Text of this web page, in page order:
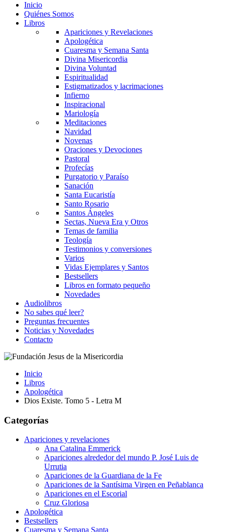
Inicio
Quiénes Somos
Libros
Apariciones y Revelaciones
Apologética
Cuaresma y Semana Santa
Divina Misericordia
Divina Voluntad
Espiritualidad
Estigmatizados y lacrimaciones
Infierno
Inspiracional
Mariología
Meditaciones
Navidad
Novenas
Oraciones y Devociones
Pastoral
Profecías
Purgatorio y Paraíso
Sanación
Santa Eucaristía
Santo Rosario
Santos Ángeles
Sectas, Nueva Era y Otros
Temas de familia
Teología
Testimonios y conversiones
Varios
Vidas Ejemplares y Santos
Bestsellers
Libros en formato pequeño
Novedades
Audiolibros
No sabes qué leer?
Preguntas frecuentes
Noticias y Novedades
Contacto
Inicio
Libros
Apologética
Dios Existe. Tomo 5 - Letra M
Categorías
Apariciones y revelaciones
Ana Catalina Emmerick
Apariciones alrededor del mundo P. José Luis de
Urrutia
Apariciones de la Guardiana de la Fe
Apariciones de la Santísima Virgen en Peñablanca
Apariciones en el Escorial
Cruz Gloriosa
Apologética
Bestsellers
Cuaresma y Semana Santa